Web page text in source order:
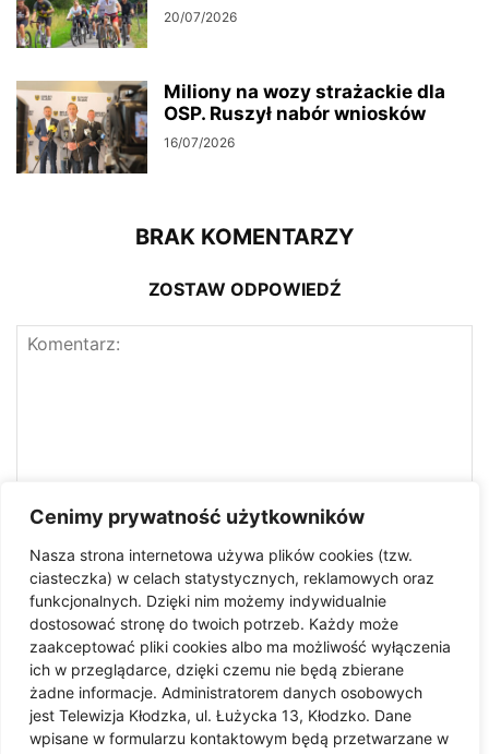
Cenimy prywatność użytkowników
Nasza strona internetowa używa plików cookies (tzw.
ciasteczka) w celach statystycznych, reklamowych oraz
funkcjonalnych. Dzięki nim możemy indywidualnie
dostosować stronę do twoich potrzeb. Każdy może
zaakceptować pliki cookies albo ma możliwość wyłączenia
ich w przeglądarce, dzięki czemu nie będą zbierane
żadne informacje. Administratorem danych osobowych
jest Telewizja Kłodzka, ul. Łużycka 13, Kłodzko. Dane
wpisane w formularzu kontaktowym będą przetwarzane w
20/07/2026
Miliony na wozy strażackie dla
OSP. Ruszył nabór wniosków
16/07/2026
BRAK KOMENTARZY
ZOSTAW ODPOWIEDŹ
Zapisz moje imię i nazwisko, adres e-mail i witrynę
internetową w tej przeglądarce do następnego komentowania.